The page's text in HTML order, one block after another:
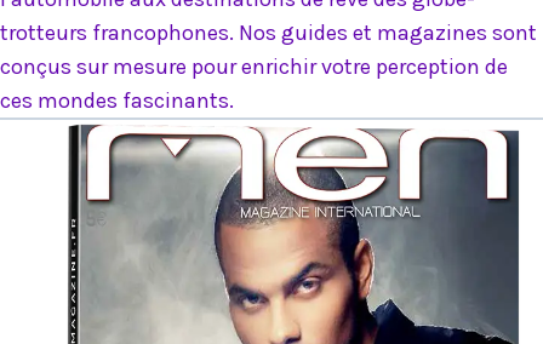
trotteurs francophones. Nos guides et magazines sont
conçus sur mesure pour enrichir votre perception de
ces mondes fascinants.